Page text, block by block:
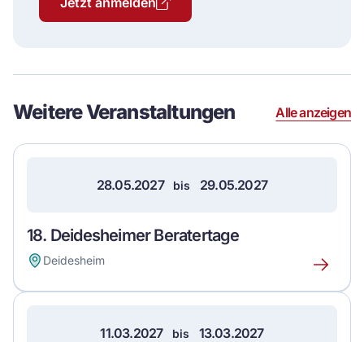
Details
Weitere Veranstaltungen Alle anzeigen
28.05.2027 bis 29.05.2027
18. Deidesheimer Beratertage
Deidesheim
Erfahre
mehr
11.03.2027 bis 13.03.2027